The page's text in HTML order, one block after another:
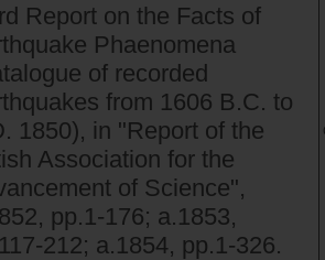
Report on the Facts of
Phaenomena
of recorded
from 1606 B.C. to
1850), in "Report of the
Association for the
of Science",
pp.1-176; a.1853,
212; a.1854, pp.1-326.